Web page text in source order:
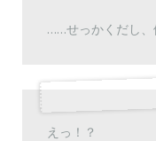
……せっかくだし、
えっ！？